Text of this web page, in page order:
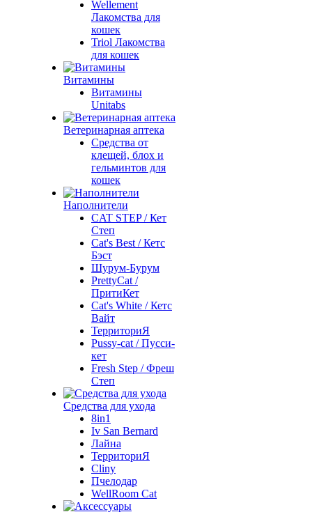
Wellement
Лакомства для
кошек
Triol Лакомства
для кошек
Витамины
Витамины
Unitabs
Ветеринарная аптека
Средства от
клещей, блох и
гельминтов для
кошек
Наполнители
CAT STEP / Кет
Степ
Cat's Best / Кетс
Бэст
Шурум-Бурум
PrettyCat /
ПритиКет
Cat's White / Кетс
Вайт
ТерриториЯ
Pussy-cat / Пусси-
кет
Fresh Step / Фреш
Степ
Средства для ухода
8in1
Iv San Bernard
Лайна
ТерриториЯ
Cliny
Пчелодар
WellRoom Cat